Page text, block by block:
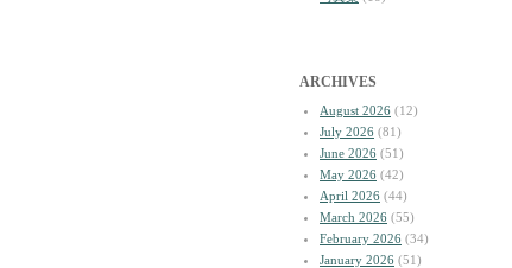
ARCHIVES
August 2026 (12)
July 2026 (81)
June 2026 (51)
May 2026 (42)
April 2026 (44)
March 2026 (55)
February 2026 (34)
January 2026 (51)